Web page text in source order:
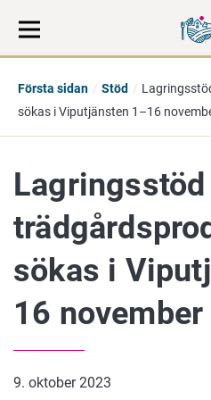
till
Första sidan Stöd
sökas i Viputjänsten 1–16
sökas i
16
9. oktober 2023